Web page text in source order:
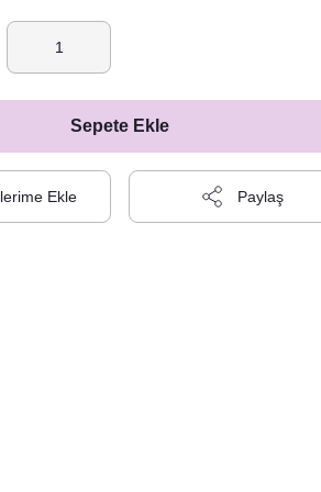
Sepete Ekle
Paylaş